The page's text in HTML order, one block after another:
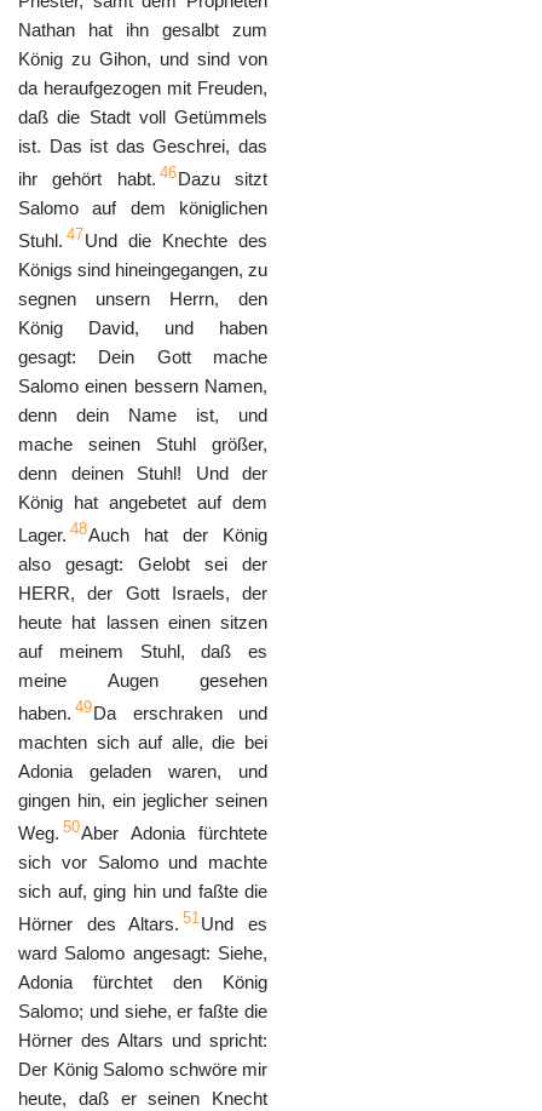
Nathan hat ihn gesalbt zum
König zu Gihon, und sind von
da heraufgezogen mit Freuden,
daß die Stadt voll Getümmels
ist. Das ist das Geschrei, das
ihr gehört habt. 46Dazu sitzt
Salomo auf dem königlichen
Stuhl. 47Und die Knechte des
Königs sind hineingegangen, zu
segnen unsern Herrn, den
König David, und haben
gesagt: Dein Gott mache
Salomo einen bessern Namen,
denn dein Name ist, und
mache seinen Stuhl größer,
denn deinen Stuhl! Und der
König hat angebetet auf dem
Lager. 48Auch hat der König
also gesagt: Gelobt sei der
HERR, der Gott Israels, der
heute hat lassen einen sitzen
auf meinem Stuhl, daß es
meine Augen gesehen
haben. 49Da erschraken und
machten sich auf alle, die bei
Adonia geladen waren, und
gingen hin, ein jeglicher seinen
Weg. 50Aber Adonia fürchtete
sich vor Salomo und machte
sich auf, ging hin und faßte die
Hörner des Altars. 51Und es
ward Salomo angesagt: Siehe,
Adonia fürchtet den König
Salomo; und siehe, er faßte die
Hörner des Altars und spricht:
Der König Salomo schwöre mir
heute, daß er seinen Knecht